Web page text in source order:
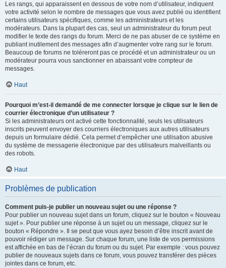
Les rangs, qui apparaissent en dessous de votre nom d’utilisateur, indiquent
votre activité selon le nombre de messages que vous avez publié ou identifient
certains utilisateurs spécifiques, comme les administrateurs et les
modérateurs. Dans la plupart des cas, seul un administrateur du forum peut
modifier le texte des rangs du forum. Merci de ne pas abuser de ce système en
publiant inutilement des messages afin d’augmenter votre rang sur le forum.
Beaucoup de forums ne toléreront pas ce procédé et un administrateur ou un
modérateur pourra vous sanctionner en abaissant votre compteur de
messages.
Haut
Pourquoi m’est-il demandé de me connecter lorsque je clique sur le lien de
courrier électronique d’un utilisateur ?
Si les administrateurs ont activé cette fonctionnalité, seuls les utilisateurs
inscrits peuvent envoyer des courriers électroniques aux autres utilisateurs
depuis un formulaire dédié. Cela permet d’empêcher une utilisation abusive
du système de messagerie électronique par des utilisateurs malveillants ou
des robots.
Haut
Problèmes de publication
Comment puis-je publier un nouveau sujet ou une réponse ?
Pour publier un nouveau sujet dans un forum, cliquez sur le bouton « Nouveau
sujet ». Pour publier une réponse à un sujet ou un message, cliquez sur le
bouton « Répondre ». Il se peut que vous ayez besoin d’être inscrit avant de
pouvoir rédiger un message. Sur chaque forum, une liste de vos permissions
est affichée en bas de l’écran du forum ou du sujet. Par exemple : vous pouvez
publier de nouveaux sujets dans ce forum, vous pouvez transférer des pièces
jointes dans ce forum, etc.